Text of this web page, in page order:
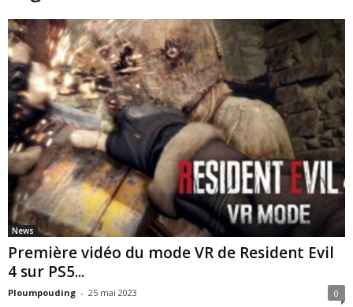
News
Première vidéo du mode VR de Resident Evil
4 sur PS5...
Ploumpouding - 25 mai 2023 0